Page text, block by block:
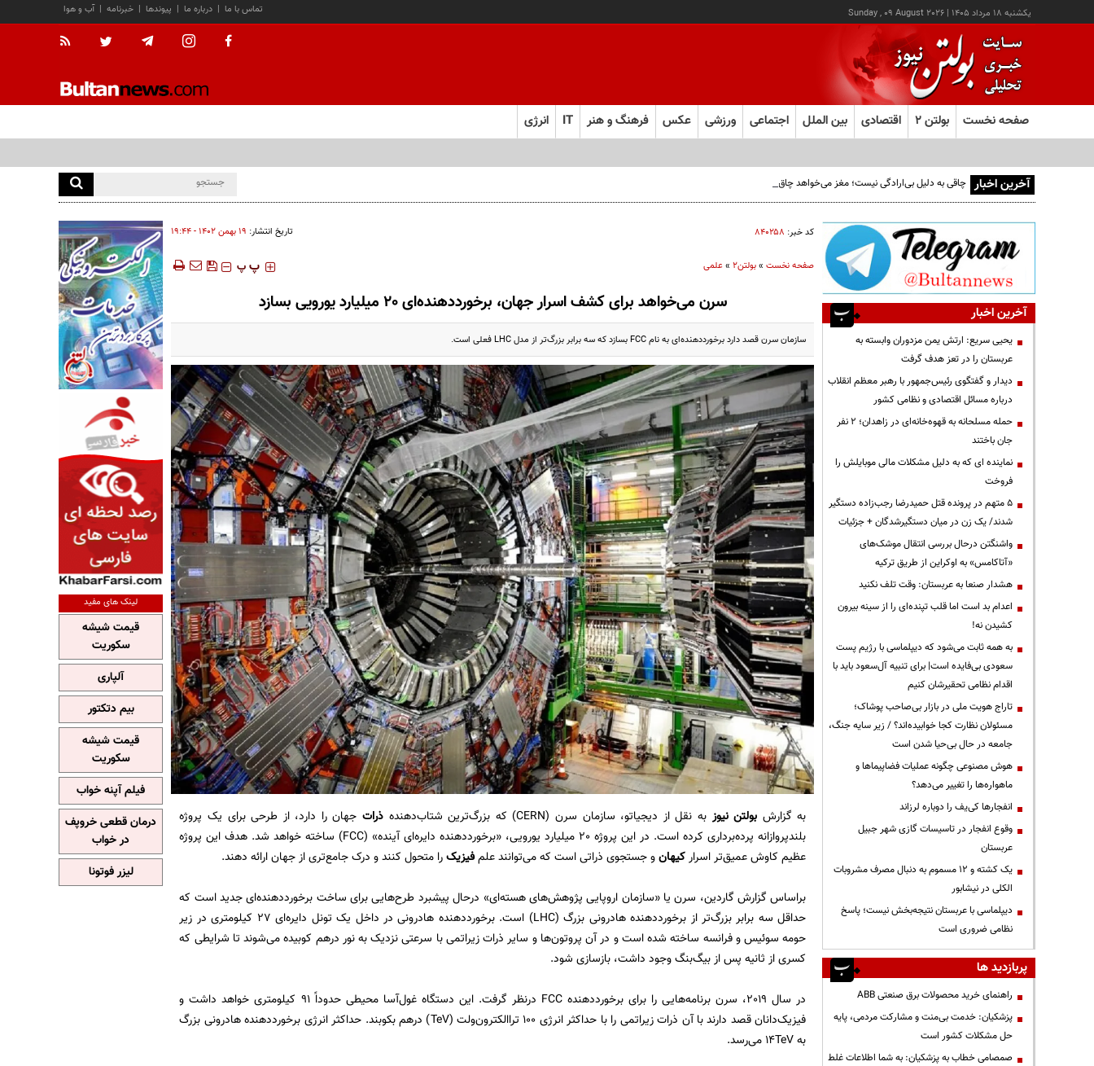
يکشنبه ۱۸ مرداد ۱۴۰۵ |
Sunday , 09 August 2026 آب و هوا | خبرنامه | پیوندها | درباره ما | تماس با ما
صفحه نخست بولتن ۲ اقتصادی بین الملل اجتماعی ورزشی عکس فرهنگ و هنر IT انرژی
آخرین اخبار چاقی به دلیل بی‌ارادگی نیست؛ مغز می‌خواهد چاق بمانیم!
کد خبر: ۸۴۰۲۵۸ تاریخ انتشار: ۱۹ بهمن ۱۴۰۲ - ۱۹:۴۴
صفحه نخست»بولتن2 »علمی ‍‍‍ پ پ
سرن می‌خواهد برای کشف اسرار جهان، برخورددهنده‌ای 20 میلیارد یورویی بسازد
سازمان سرن قصد دارد برخورددهنده‌ای به نام FCC بسازد که سه‌ برابر بزرگ‌تر از مدل LHC فعلی است.
به گزارش بولتن نیوز به نقل از دیجیاتو، سازمان سرن (CERN) که بزرگ‌ترین شتاب‌دهنده ذرات جهان را دارد، از طرحی برای یک پروژه
بلندپروازانه پرده‌برداری کرده‌ است. در این پروژه 20 میلیارد یورویی، «برخورددهنده دایره‌ای آینده» (FCC) ساخته خواهد شد. هدف این پروژه
عظیم کاوش عمیق‌تر اسرارکیهانو جستجوی ذراتی است که می‌توانند علمفیزیکرا متحول کنند و درک جامع‌تری از جهان ارائه دهند.
براساس گزارش گاردین، سرن یا «سازمان اروپایی پژوهش‌های هسته‌ای» درحال پیشبرد طرح‌هایی برای ساخت برخورددهنده‌ای جدید است که
حداقل سه برابر بزرگ‌تر از برخورددهنده هادرونی بزرگ (LHC) است. برخورددهنده‌ هادرونی در داخل یک تونل دایره‌ای 27 کیلومتری در زیر
حومه سوئیس و فرانسه ساخته شده است و در آن پروتون‌ها و سایر ذرات زیراتمی با سرعتی نزدیک به نور درهم کوبیده می‌شوند تا شرایطی که
کسری از ثانیه پس از بیگ‌بنگ وجود داشت، بازسازی شود.
در سال 2019، سرن برنامه‌هایی را برای برخورددهنده FCC درنظر گرفت. این دستگاه غول‌آسا محیطی حدوداً 91 کیلومتری خواهد داشت و
فیزیک‌دانان قصد دارند با آن ذرات زیراتمی را با حداکثر انرژی 100 تراالکترون‌ولت (TeV) درهم بکوبند. حداکثر انرژی برخورددهنده هادرونی بزرگ
به 14TeV می‌رسد.
آخرین اخبار
یحیی سریع: ارتش یمن مزدوران وابسته به
عربستان را در تعز هدف گرفت
دیدار و گفتگوی رئیس‌جمهور با رهبر معظم انقلاب
درباره مسائل اقتصادی و نظامی کشور
حمله مسلحانه به قهوه‌خانه‌ای در زاهدان؛ ۲ نفر
جان باختند
نماینده ای که به دلیل مشکلات مالی موبایلش را
فروخت
۵ متهم در پرونده قتل حمیدرضا رجب‌زاده دستگیر
شدند/ یک زن در میان دستگیرشدگان + جزئیات
واشنگتن درحال بررسی انتقال موشک‌های
«آتاکامس» به اوکراین از طریق ترکیه
هشدار صنعا به عربستان: وقت تلف نکنید
اعدام بد است اما قلب تپنده‌ای را از سینه بیرون
کشیدن نه!
به همه ثابت می‌شود که دیپلماسی با رژیم پست
سعودی بی‌فایده است| برای تنبیه آل‌سعود باید با
اقدام نظامی تحقیرشان کنیم
تاراج هویت ملی در بازار بی‌صاحب پوشاک؛
مسئولان نظارت کجا خوابیده‌اند؟ / زیر سایه جنگ،
جامعه در حال بی‌حیا شدن است
هوش مصنوعی چگونه عملیات فضاپیماها و
ماهواره‌ها را تغییر می‌دهد؟
انفجارها کی‌یف را دوباره لرزاند
وقوع انفجار در تاسیسات گازی شهر جبیل
عربستان
یک کشته و ۱۲ مسموم به دنبال مصرف مشروبات
الکلی در نیشابور
دیپلماسی با عربستان نتیجه‌بخش نیست؛ پاسخ
نظامی ضروری است
پربازدید ها
راهنمای خرید محصولات برق صنعتی ABB
پزشکیان: خدمت بی‌منت و مشارکت مردمی، پایه
حل مشکلات کشور است
صمصامی خطاب به پزشکیان: به شما اطلاعات غلط
لینک های مفید
قیمت شیشه
سکوریت
آلپاری
بیم دتکتور
قیمت شیشه
سکوریت
فیلم آپنه خواب
درمان قطعی خروپف
در خواب
لیزر فوتونا